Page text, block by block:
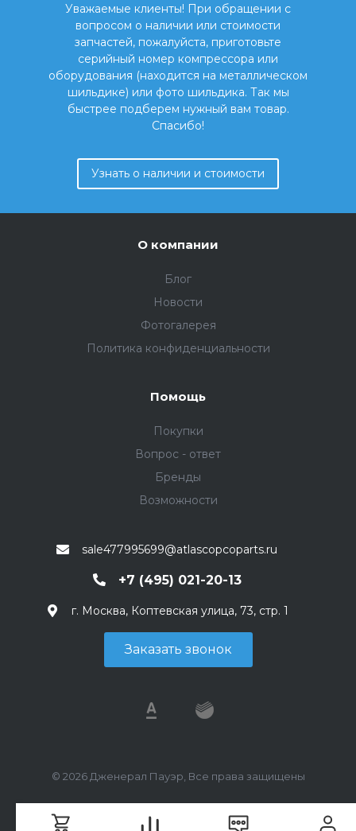
Уважаемые клиенты! При обращении с
вопросом о наличии или стоимости
запчастей, пожалуйста, приготовьте
серийный номер компрессора или
оборудования (находится на металлическом
шильдике) или фото шильдика. Так мы
быстрее подберем нужный вам товар.
Спасибо!
Узнать о наличии и стоимости
О компании
Блог
Новости
Фотогалерея
Политика конфиденциальности
Помощь
Покупки
Вопрос - ответ
Бренды
Возможности
sale477995699@atlascopcoparts.ru
+7 (495) 021-20-13
г. Москва, Коптевская улица, 73, стр. 1
Заказать звонок
© 2026 Дженерал Пауэр, Все права защищены